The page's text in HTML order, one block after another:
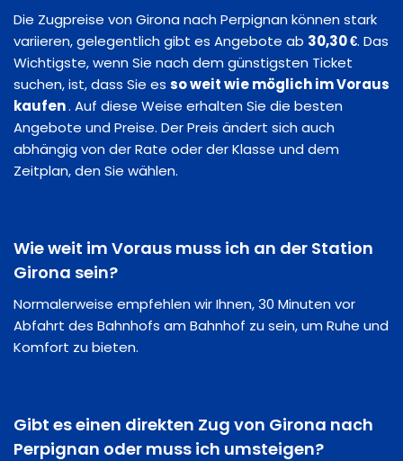
Die Zugpreise von Girona nach Perpignan können stark
variieren, gelegentlich gibt es Angebote ab 30,30 €. Das
Wichtigste, wenn Sie nach dem günstigsten Ticket
suchen, ist, dass Sie es so weit wie möglich im Voraus
kaufen. Auf diese Weise erhalten Sie die besten
Angebote und Preise. Der Preis ändert sich auch
abhängig von der Rate oder der Klasse und dem
Zeitplan, den Sie wählen.
Wie weit im Voraus muss ich an der Station
Girona sein?
Normalerweise empfehlen wir Ihnen, 30 Minuten vor
Abfahrt des Bahnhofs am Bahnhof zu sein, um Ruhe und
Komfort zu bieten.
Gibt es einen direkten Zug von Girona nach
Perpignan oder muss ich umsteigen?